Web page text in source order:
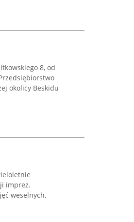
8, od
okolicy Beskidu
imprez.
weselnych,